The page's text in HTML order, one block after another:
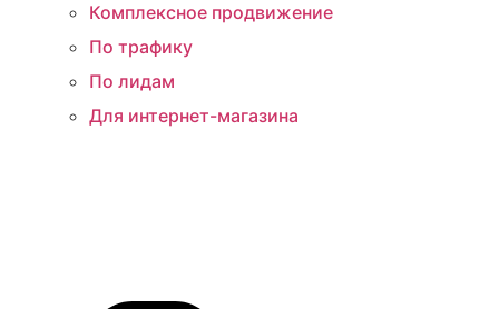
Комплексное продвижение
По трафику
По лидам
Для интернет-магазина